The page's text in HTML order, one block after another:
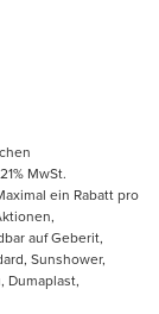
MwSt.
ein Rabatt pro
auf Geberit,
Sunshower,
Dumaplast,